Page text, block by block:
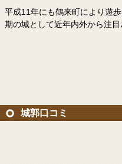
平成11年にも鶴来町により遊
期の城として近年内外から注
城郭口コミ